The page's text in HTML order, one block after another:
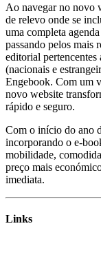
Ao navegar no novo
de relevo onde se
uma completa
passando pelos mais
editorial pertencentes
(nacionais e
Engebook. Com um
novo website
rápido e seguro.
Com o início do ano
incorporando o e-
mobilidade,
preço mais
imediata.
Links